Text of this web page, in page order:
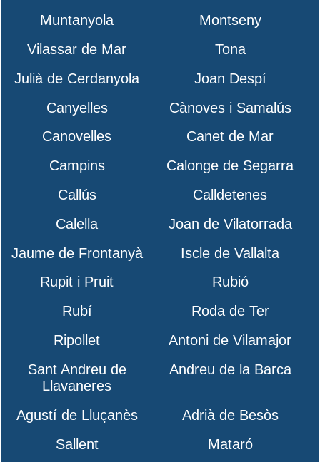
Muntanyola
Montseny
Vilassar de Mar
Tona
Julià de Cerdanyola
Joan Despí
Canyelles
Cànoves i Samalús
Canovelles
Canet de Mar
Campins
Calonge de Segarra
Callús
Calldetenes
Calella
Joan de Vilatorrada
Jaume de Frontanyà
Iscle de Vallalta
Rupit i Pruit
Rubió
Rubí
Roda de Ter
Ripollet
Antoni de Vilamajor
Sant Andreu de
Llavaneres
Andreu de la Barca
Agustí de Lluçanès
Adrià de Besòs
Sallent
Mataró